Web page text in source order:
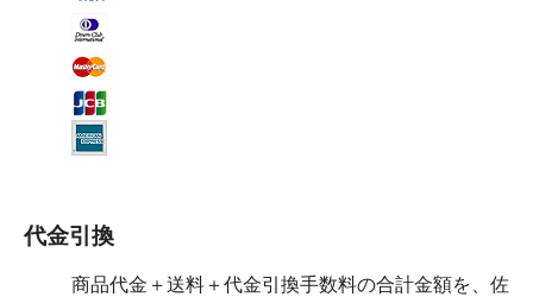
代金引換
商品代金＋送料＋代金引換手数料の合計金額を、佐